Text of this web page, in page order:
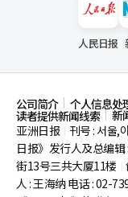
人民日报
公司简介 个人信息处
读者提供新闻线索
新
亚洲日报
刊号 : 서울,
日报》发行人及总编
街13号三共大厦11楼
人 : 王海纳 电话 : 02-